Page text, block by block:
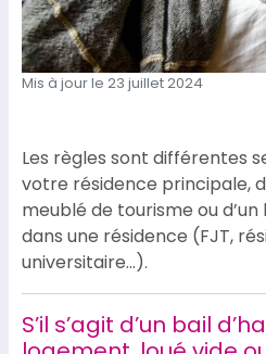
Mis à jour le 23 juillet 2024
Les règles sont différentes
votre résidence principale,
meublé de tourisme ou
dans une résidence (FJT,
universitaire…).
S’il s’agit d’un bail